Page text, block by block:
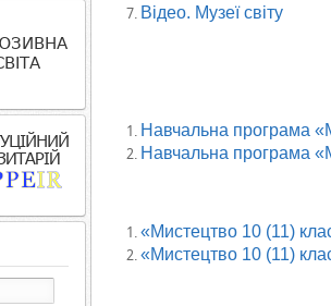
Відео. Музеї світу
Навчальна програма
Навчальна програма
«Мистецтво 10 (11)
«Мистецтво 10 (11)